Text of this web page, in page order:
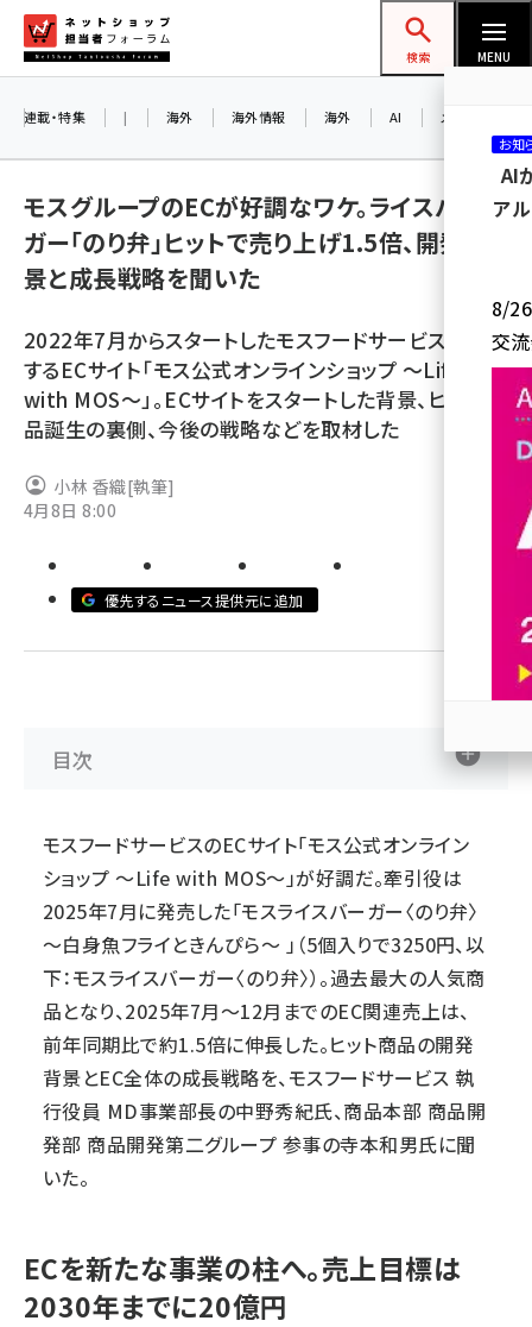
ン
ネットショップ担当者フォーラム
検索 MENU
amazon (2243)
楽天 (1869)
ecbeing (1205)
アスクル (1115)
base (1070)
revico (738)
連載・特集 | 海外 海外情報 海外 AI メタバース
モスグループのECが好調なワケ。ライスバー
ガー「のり弁」ヒットで売り上げ1.5倍、開発背
景と成長戦略を聞いた
2022年7月からスタートしたモスフードサービスが運営
するECサイト「モス公式オンラインショップ ～Life
with MOS～」。ECサイトをスタートした背景、ヒット商
品誕生の裏側、今後の戦略などを取材した
小林 香織[執筆]
4月8日 8:00
優先するニュース提供元に追加
目次
モスフードサービスのECサイト「モス公式オンライン
ショップ ～Life with MOS～」が好調だ。牽引役は
2025年7月に発売した「モスライスバーガー〈のり弁〉
～白身魚フライときんぴら～ 」（5個入りで3250円、以
下：モスライスバーガー〈のり弁〉）。過去最大の人気商
品となり、2025年7月～12月までのEC関連売上は、
前年同期比で約1.5倍に伸長した。ヒット商品の開発
背景とEC全体の成長戦略を、モスフードサービス 執
行役員 MD事業部長の中野秀紀氏、商品本部 商品開
発部 商品開発第二グループ 参事の寺本和男氏に聞
いた。
ECを新たな事業の柱へ。売上目標は
2030年までに20億円
お知
AI
ア
8/26
交
参